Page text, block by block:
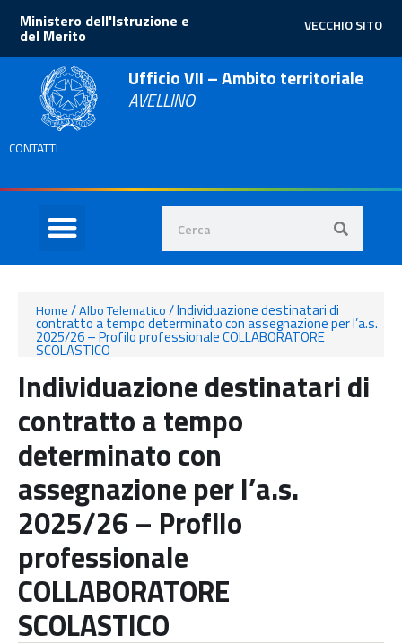
VECCHIO SITO
Ministero dell'Istruzione e
del Merito
Ufficio VII – Ambito territoriale
AVELLINO
CONTATTI
Home/Albo Telematico/Individuazione destinatari di
contratto a tempo determinato con assegnazione per l’a.s.
2025/26 – Profilo professionale COLLABORATORE
SCOLASTICO
Individuazione destinatari di
contratto a tempo
determinato con
assegnazione per l’a.s.
2025/26 – Profilo
professionale
COLLABORATORE
SCOLASTICO